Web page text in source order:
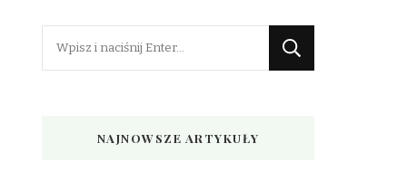
NAJNOWSZE ARTYKUŁY